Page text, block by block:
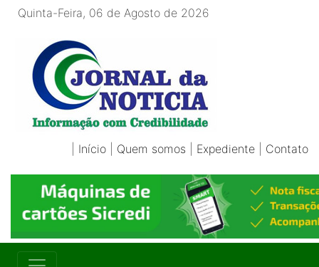
Quinta-Feira, 06 de Agosto de 2026
Início Quem somos Expediente Contato